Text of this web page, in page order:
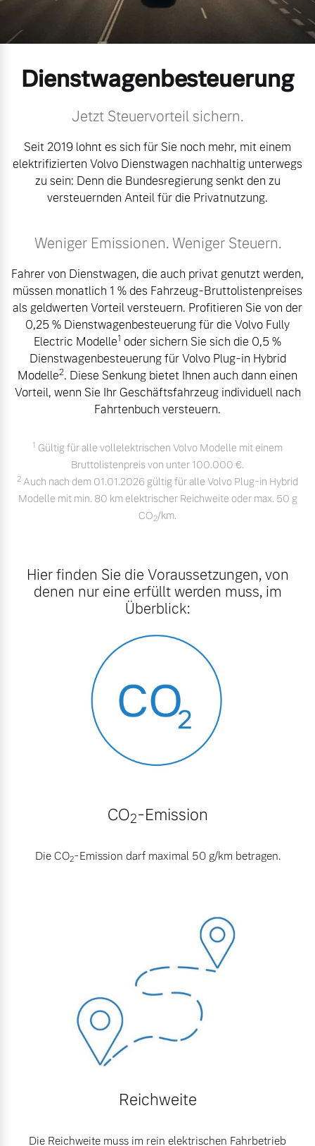
Mild-Hybrid
Geschäftskunden
Editionsmodelle
Angebot anfragen
Fahrzeug konfigurieren
Sofort verfügbare Fahrzeuge
Volvo Selekt
Gebrauchtwagen
Die Neuwagenalternative
Editionsmodelle
Mehr erfahren
Volvo Gebrauchtwagenbörse
Volvo kauft Ihr Auto
Aktuelle Zubehörangebote
Zubehörkatalog
Service by Volvo
Sie erhalten bei uns eine
Vielzahl von Original
Volvo Winter- und
Sommer Kompletträder.
Bitte sprechen Sie uns
direkt an.
Mehr erfahren
Frühjahrscheck
Entdecken Sie unsere
saisonalen Angebote.
Finanzierung & Leasing
Kontakt und Anfahrt
Kooperationspartner
Unsere News & Events
Dienstwagenbesteuerung
Jetzt Steuervorteil sichern.
Seit 2019 lohnt es sich für Sie noch mehr, mit einem
elektrifizierten Volvo Dienstwagen nachhaltig unterwegs
zu sein: Denn die Bundesregierung senkt den zu
versteuernden Anteil für die Privatnutzung.
Weniger Emissionen. Weniger Steuern.
Fahrer von Dienstwagen, die auch privat genutzt werden,
müssen monatlich 1 % des Fahrzeug-Bruttolistenpreises
als geldwerten Vorteil versteuern. Profitieren Sie von der
0,25 % Dienstwagenbesteuerung für die Volvo Fully
Electric Modelle1 oder sichern Sie sich die 0,5 %
Dienstwagenbesteuerung für Volvo Plug-in Hybrid
Modelle2. Diese Senkung bietet Ihnen auch dann einen
Vorteil, wenn Sie Ihr Geschäftsfahrzeug individuell nach
Fahrtenbuch versteuern.
1 Gültig für alle vollelektrischen Volvo Modelle mit einem
Bruttolistenpreis von unter 100.000 €.
2 Auch nach dem 01.01.2026 gültig für alle Volvo Plug-in Hybrid
Modelle mit min. 80 km elektrischer Reichweite oder max. 50 g
CO2/km.
Hier finden Sie die Voraussetzungen, von
denen nur eine erfüllt werden muss, im
Überblick:
CO2-Emission
Die CO2-Emission darf maximal 50 g/km betragen.
Reichweite
Die Reichweite muss im rein elektrischen Fahrbetrieb